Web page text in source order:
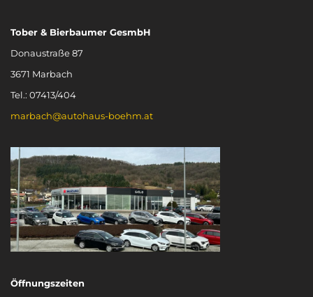
Tober & Bierbaumer GesmbH
Donaustraße 87
3671 Marbach
Tel.: 07413/404
marbach@autohaus-boehm.at
Öffnungszeiten